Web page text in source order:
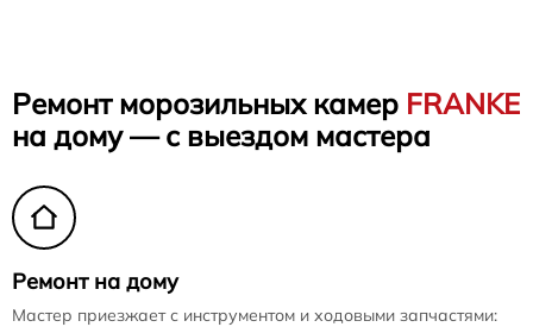
Ремонт морозильных камер FRANKE
на дому — с выездом мастера
Ремонт на дому
Мастер приезжает с инструментом и ходовыми запчастями: